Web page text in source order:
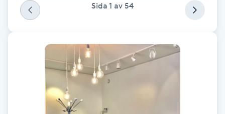
Fettreducering
Fotmassage
Sida 1 av 54